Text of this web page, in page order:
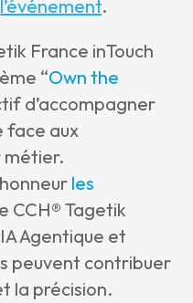
l’événement.
France inTouch
“Own the
d’accompagner
face aux
les
CCH® Tagetik
Agentique et
peuvent contribuer
la précision.